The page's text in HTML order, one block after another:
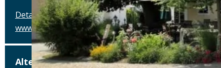
Details
www.airbraeu.de
Alte Brauerei Mertingen